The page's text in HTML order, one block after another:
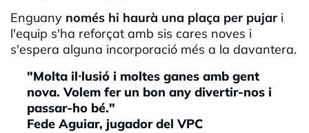
Enguany només hi haurà una plaça per pujar i
l'equip s'ha reforçat amb sis cares noves i
s'espera alguna incorporació més a la davantera.
"Molta il·lusió i moltes ganes amb gent
nova. Volem fer un bon any divertir-nos i
passar-ho bé."
Fede Aguiar, jugador del VPC